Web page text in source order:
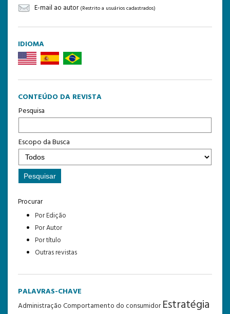
E-mail ao autor (Restrito a usuários cadastrados)
IDIOMA
CONTEÚDO DA REVISTA
Pesquisa
Escopo da Busca
Procurar
Por Edição
Por Autor
Por título
Outras revistas
PALAVRAS-CHAVE
AdministraçãoComportamento do consumidor Estratégia